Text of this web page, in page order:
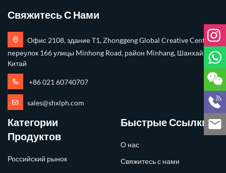
Свяжитесь С Нами
Офис 2108, здание T1, Zhonggeng Global Creative Center,
переулок 166 улицы Minhong Road, район Minhang, Шанхай,
Китай
+86 021 60740707
sales@shxlph.com
Категории
Продуктов
Российский рынок
Быстрые Ссылки
О нас
Свяжитесь с нами